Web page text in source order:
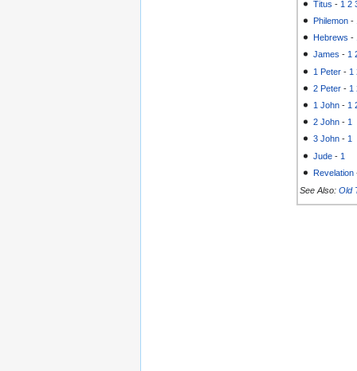
Titus - 1 2
Philemon -
Hebrews -
James - 1
1 Peter - 1
2 Peter - 1
1 John - 1
2 John - 1
3 John - 1
Jude - 1
Revelation
See Also: Old